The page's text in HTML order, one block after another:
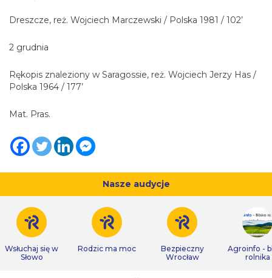
Dreszcze, reż. Wojciech Marczewski / Polska 1981 / 102’
2 grudnia
Rękopis znaleziony w Saragossie, reż. Wojciech Jerzy Has /
Polska 1964 / 177’
Mat. Pras.
Nasze audycje
Wsłuchaj się w
Słowo
Rodzic ma moc
Bezpieczny
Wrocław
Agroinfo -
rolnika